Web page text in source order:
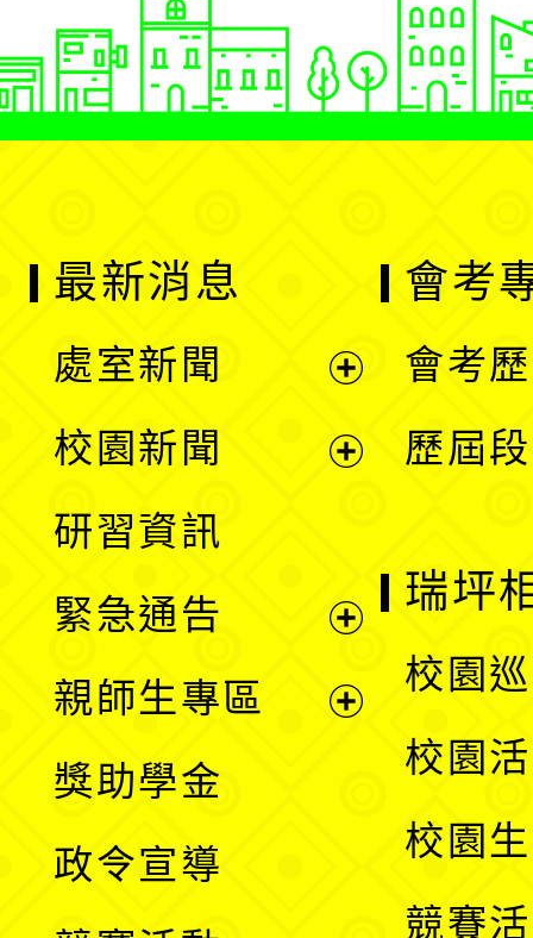
最新消息
處室新聞
單
校園新聞
選
單
研習資訊
緊急通告
親師生專區
獎助學金
政令宣導
會考
會考
歷屆
瑞坪
校園
校園
校園
競賽